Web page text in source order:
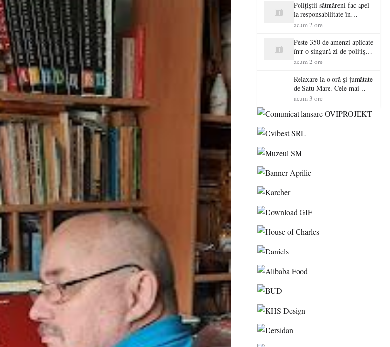
Polițiștii sătmăreni fac apel
la responsabilitate în
trafic…
acum 2 ore
Peste 350 de amenzi aplicate
într-o singură zi de polițiștii
sătmăreni
acum 2 ore
Relaxare la o oră și jumătate
de Satu Mare. Cele mai
spectaculoase piscine
Maramureș, ideale pentru o
acum 3 ore